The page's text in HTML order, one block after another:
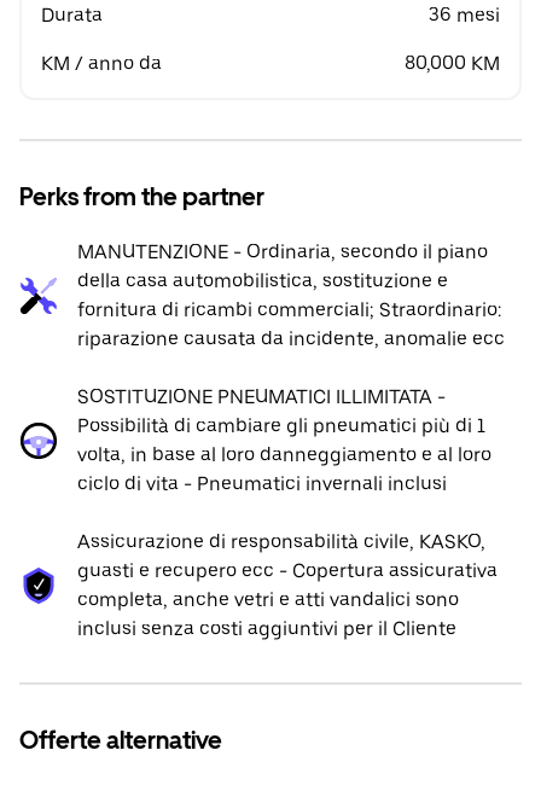
Durata 36 mesi
KM / anno da 80,000 KM
Perks from the partner
MANUTENZIONE - Ordinaria, secondo il piano
della casa automobilistica, sostituzione e
fornitura di ricambi commerciali; Straordinario:
riparazione causata da incidente, anomalie ecc
SOSTITUZIONE PNEUMATICI ILLIMITATA -
Possibilità di cambiare gli pneumatici più di 1
volta, in base al loro danneggiamento e al loro
ciclo di vita - Pneumatici invernali inclusi
Assicurazione di responsabilità civile, KASKO,
guasti e recupero ecc - Copertura assicurativa
completa, anche vetri e atti vandalici sono
inclusi senza costi aggiuntivi per il Cliente
Offerte alternative